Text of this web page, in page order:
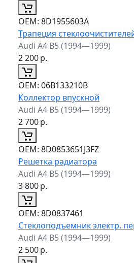
ОЕМ: 8D1955603A
Трапеция
Audi A4 B5 (1994—1999)
2 200р.
ОЕМ: 06B133210B
Коллектор впускной
Audi A4 B5 (1994—1999)
2 700р.
ОЕМ: 8D0853651J3FZ
Решетка радиатора
Audi A4 B5 (1994—1999)
3 800р.
ОЕМ: 8D0837461
Стеклоподъемник электр.
Audi A4 B5 (1994—1999)
2 500р.